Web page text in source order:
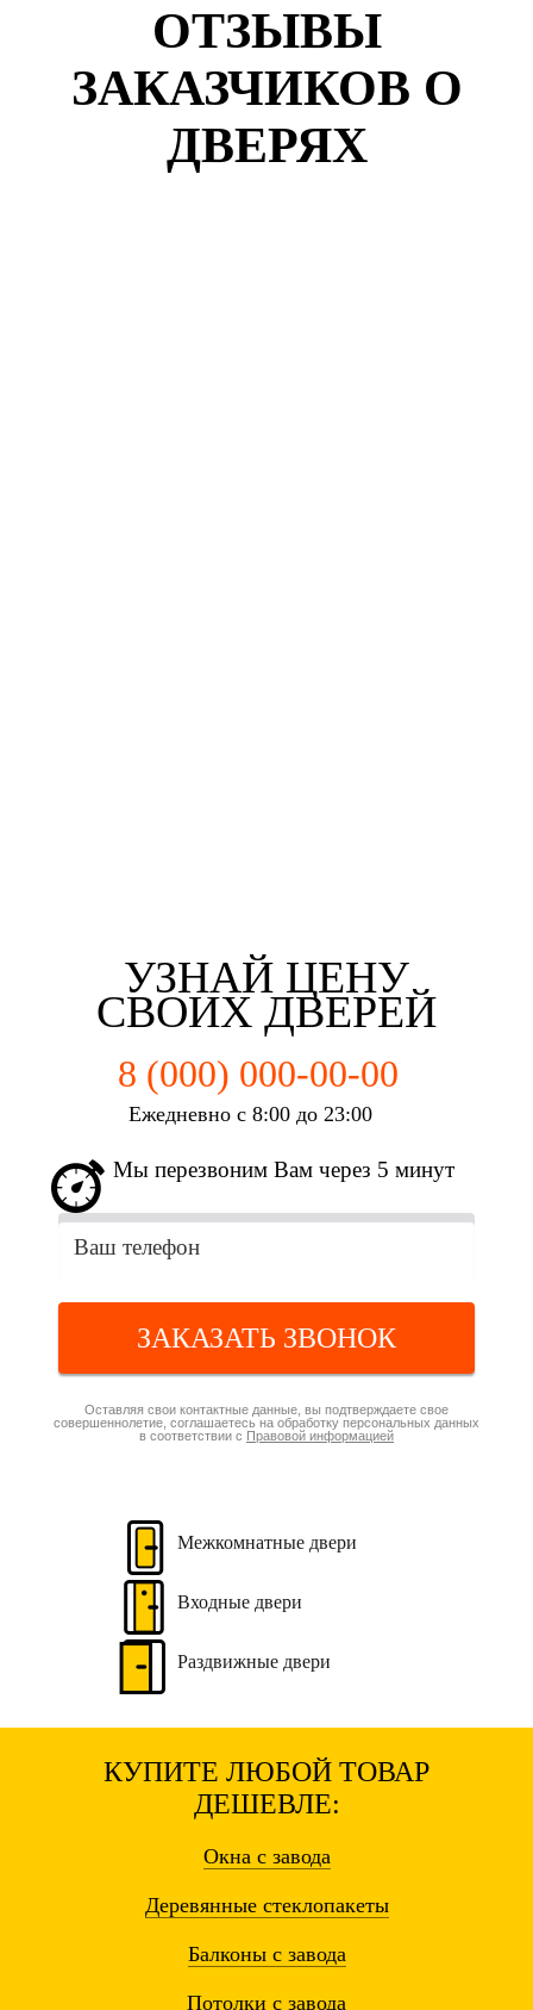
ОТЗЫВЫ
ЗАКАЗЧИКОВ О
ДВЕРЯХ
УЗНАЙ ЦЕНУ
СВОИХ ДВЕРЕЙ
8 (000) 000-00-00
Ежедневно с 8:00 до 23:00
Мы перезвоним Вам через 5 минут
ЗАКАЗАТЬ ЗВОНОК
Оставляя свои контактные данные, вы подтверждаете свое
совершеннолетие, соглашаетесь на обработку персональных данных
в соответствии с Правовой информацией
Межкомнатные двери
Входные двери
Раздвижные двери
КУПИТЕ ЛЮБОЙ ТОВАР
ДЕШЕВЛЕ:
Окнас завода
Деревянные стеклопакеты
Балконы с завода
Потолки с завода